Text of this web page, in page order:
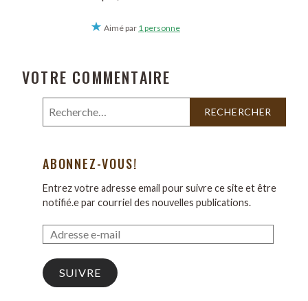
Aimé par 1 personne
VOTRE COMMENTAIRE
ABONNEZ-VOUS!
Entrez votre adresse email pour suivre ce site et être
notifié.e par courriel des nouvelles publications.
SUIVRE